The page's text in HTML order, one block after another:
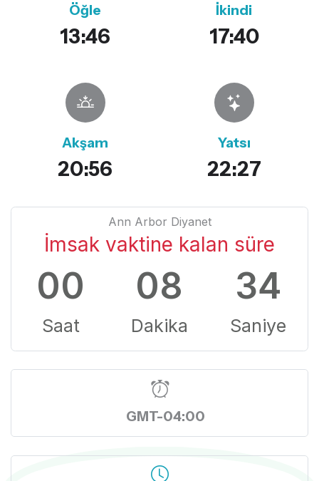
Öğle
13:46
İkindi
17:40
Akşam
20:56
Yatsı
22:27
Ann Arbor Diyanet
İmsak vaktine kalan süre
00
Saat
08
Dakika
33
Saniye
GMT-04:00